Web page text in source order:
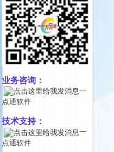
业务咨询：
一
点通软件
技术支持：
一
点通软件